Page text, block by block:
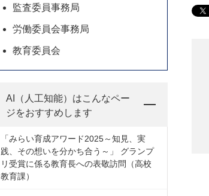
監査委員事務局
労働委員会事務局
教育委員会
AI（人工知能）はこんなペー
ジをおすすめします
「みらい育成アワード2025～知見、実
践、その想いを分かち合う～」 グランプ
リ受賞に係る教育長への表敬訪問（高校
教育課）